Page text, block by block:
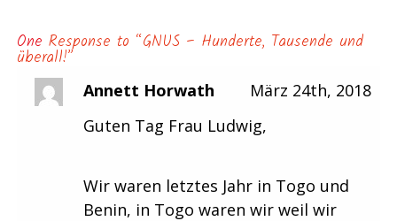
One Response to “GNUS – Hunderte, Tausende und
überall!”
Annett Horwath
März 24th, 2018
Guten Tag Frau Ludwig,
Wir waren letztes Jahr in Togo und
Benin, in Togo waren wir weil wir